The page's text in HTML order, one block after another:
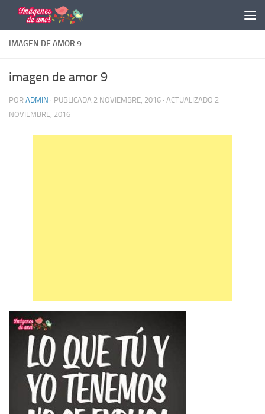
Saltar al contenido
IMAGEN DE AMOR 9
imagen de amor 9
POR ADMIN · PUBLICADA 2 NOVIEMBRE, 2016 · ACTUALIZADO 2
NOVIEMBRE, 2016